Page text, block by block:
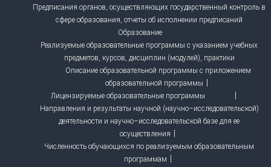
Предписания органов, осуществляющих государственный контроль в
сфере образования, отчеты об исполнении предписаний
Образование
Реализуемые образовательные программы с указанием учебных
предметов, курсов, дисциплин (модулей), практики
Описание образовательной программы с приложением
образовательной программы
Лицензируемые образовательные программы
Направления и результаты научной (научно–исследовательской)
деятельности и научно–исследовательской базе для ее
осуществления
Численность обучающихся по реализуемым образовательным
программам